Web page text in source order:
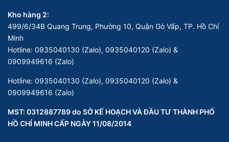
Kho hàng 2:
499/6/34B Quang Trung, Phường 10, Quận Gò Vấp, TP. Hồ Chí
Minh
Hotline: 0935040130 (Zalo), 0935040120 (Zalo) &
0909949616 (Zalo)
Hotline: 0935040130 (Zalo), 0935040120 (Zalo) &
0909949616 (Zalo)
MST: 0312887789 do SỞ KẾ HOẠCH VÀ ĐẦU TƯ THÀNH PHỐ
HỒ CHÍ MINH CẤP NGÀY 11/08/2014